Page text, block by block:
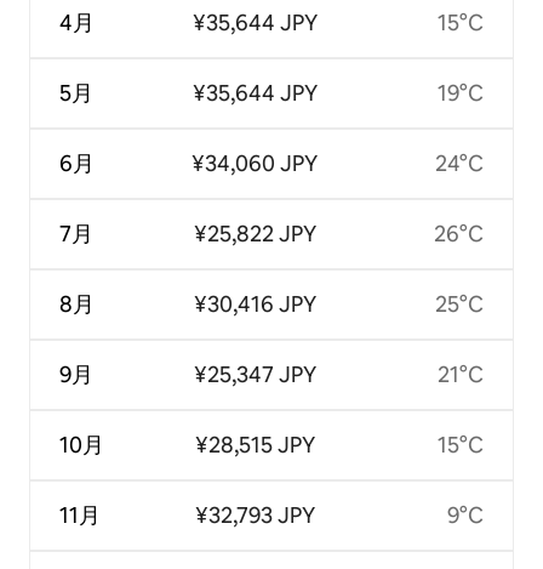
4月
5月
6月
7月
8月
9月
10月
11月
¥35,644 JPY
¥35,644 JPY
¥34,060 JPY
¥25,822 JPY
¥30,416 JPY
¥25,347 JPY
¥28,515 JPY
¥32,793 JPY
15°C
19°C
24°C
26°C
25°C
21°C
15°C
9°C